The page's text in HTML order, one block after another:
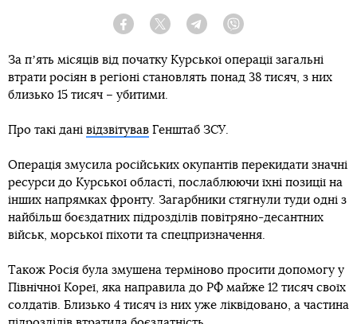
Facebook Twitter Telegram
За пʼять місяців від початку Курської операції загальні
втрати росіян в регіоні становлять понад 38 тисяч, з них
близько 15 тисяч – убитими.
Про такі дані відзвітував Генштаб ЗСУ.
Операція змусила російських окупантів перекидати значні
ресурси до Курської області, послаблюючи їхні позиції на
інших напрямках фронту. Загарбники стягнули туди одні з
найбільш боєздатних підрозділів повітряно-десантних
військ, морської піхоти та спецпризначення.
Також Росія була змушена терміново просити допомогу у
Північної Кореї, яка направила до РФ майже 12 тисяч своїх
солдатів. Близько 4 тисяч із них уже ліквідовано, а частина